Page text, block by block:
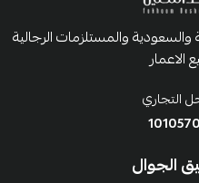
والمستلزمات الرجالية
التجاري
الجوال